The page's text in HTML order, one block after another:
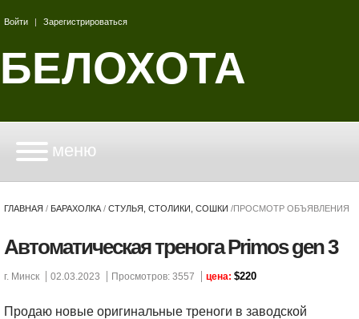
Войти | Зарегистрироваться
БЕЛОХОТА
меню
ГЛАВНАЯ / БАРАХОЛКА / СТУЛЬЯ, СТОЛИКИ, СОШКИ /ПРОСМОТР ОБЪЯВЛЕНИЯ
Автоматическая тренога Primos gen 3
г. Минск 02.03.2023 Просмотров: 3557 цена: $220
Продаю новые оригинальные треноги в заводской